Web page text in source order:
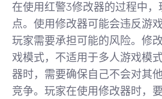
在使用红警3修改器的过程中
点。使用修改器可能会违反游
玩家需要承担可能的风险。修
戏模式，不适用于多人游戏模
器时，需要确保自己不会对其
竞争。玩家在使用修改器时，